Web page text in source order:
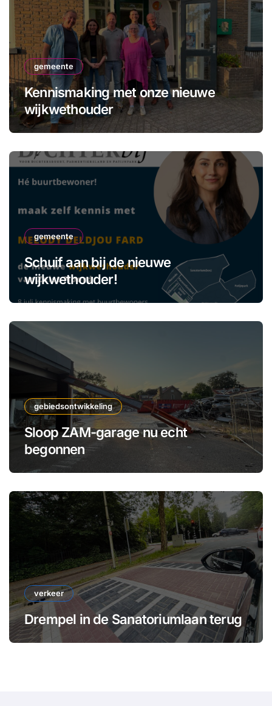
gemeente
Kennismaking met onze nieuwe
wijkwethouder
gemeente
Schuif aan bij de nieuwe
wijkwethouder!
gebiedsontwikkeling
Sloop ZAM-garage nu echt
begonnen
verkeer
Drempel in de Sanatoriumlaan terug